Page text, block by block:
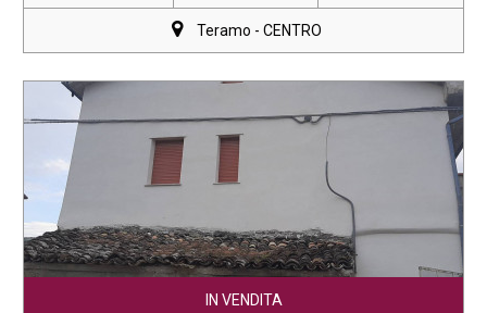
Teramo - CENTRO
IN VENDITA